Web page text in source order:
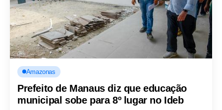
Amazonas
Prefeito de Manaus diz que educação
municipal sobe para 8º lugar no Ideb